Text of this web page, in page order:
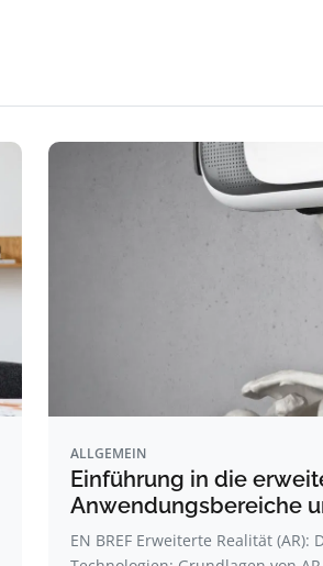
ALLGEMEIN
Einführung in die
Anwendungsbereiche
EN BREF Erweiterte Realität